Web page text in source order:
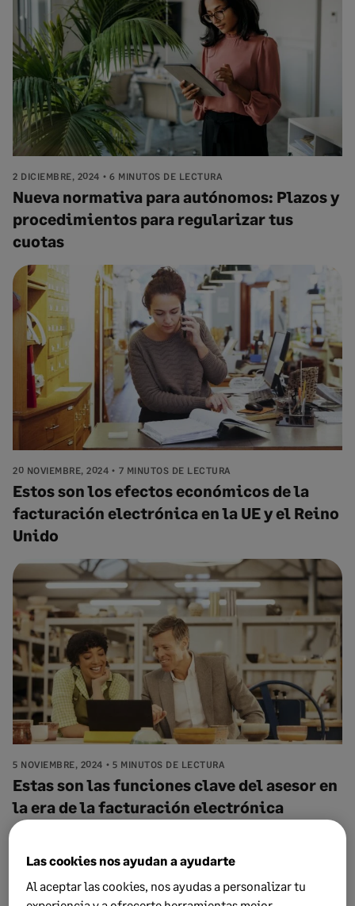
2 DICIEMBRE, 2024 6 MINUTOS DE LECTURA
Nueva normativa para autónomos: Plazos y
procedimientos para regularizar tus
cuotas
20 NOVIEMBRE, 2024 7 MINUTOS DE LECTURA
Estos son los efectos económicos de la
facturación electrónica en la UE y el Reino
Unido
5 NOVIEMBRE, 2024 5 MINUTOS DE LECTURA
Estas son las funciones clave del asesor en
la era de la facturación electrónica
Las cookies nos ayudan a ayudarte
Al aceptar las cookies, nos ayudas a personalizar tu